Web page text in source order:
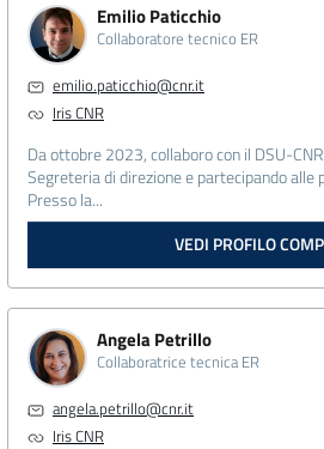
Emilio Paticchio
Collaboratore tecnico ER
emilio.paticchio@cnr.it
Iris CNR
Da ottobre 2023, collaboro con il DSU-
Segreteria di direzione e partecipando alle
Presso la...
VEDI PROFILO
Angela Petrillo
Collaboratrice tecnica ER
angela.petrillo@cnr.it
Iris CNR